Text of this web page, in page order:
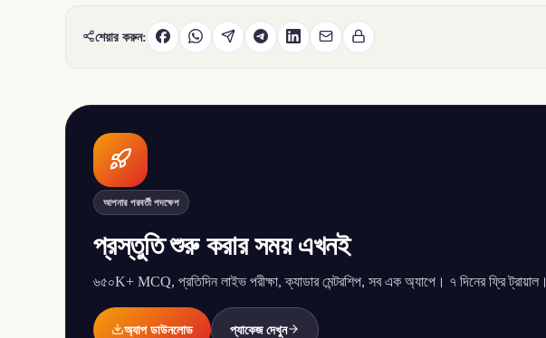
শেয়ার করুন:
আপনার পরবর্তী পদক্ষেপ
প্রস্তুতি শুরু করার সময় এখনই
৬৫০K+ MCQ, প্রতিদিন লাইভ পরীক্ষা, ক্যাডার মেন্টরশিপ, সব এক অ্যাপে। ৭ দিনের ফ্রি ট্রায়াল।
অ্যাপ ডাউনলোড প্যাকেজ দেখুন